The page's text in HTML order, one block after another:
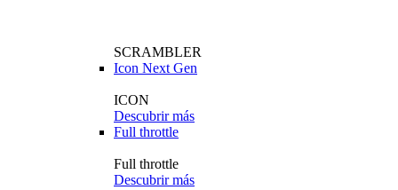
SCRAMBLER
Icon Next Gen
ICON
Descubrir más
Full throttle
Full throttle
Descubrir más